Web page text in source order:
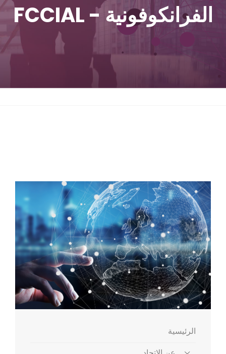
الفرانكوفونية - FCCIAL
الرئيسية